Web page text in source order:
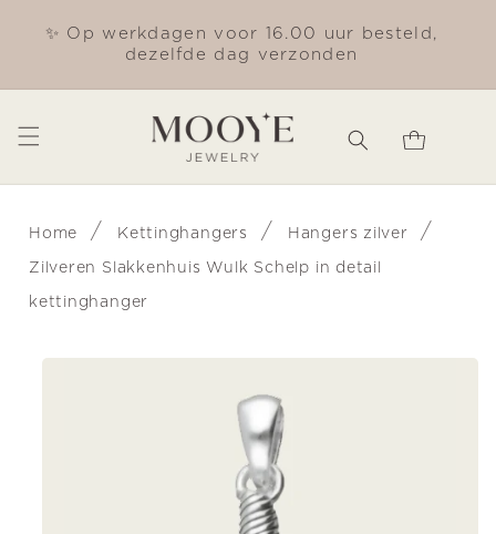
naar de
✨ Op werkdagen voor 16.00 uur besteld,
dezelfde dag verzonden
Winkelwagen
Home / Kettinghangers / Hangers zilver /
Zilveren Slakkenhuis Wulk Schelp in detail
kettinghanger